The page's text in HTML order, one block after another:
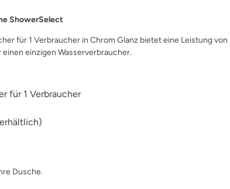
ShowerSelect
für 1 Verbraucher in Chrom Glanz bietet eine Leistung
einzigen Wasserverbraucher.
für 1 Verbraucher
Dusche.